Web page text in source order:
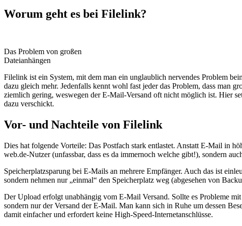
Worum geht es bei Filelink?
Das Problem von großen
Dateianhängen
Filelink ist ein System, mit dem man ein unglaublich nervendes Problem
dazu gleich mehr. Jedenfalls kennt wohl fast jeder das Problem, dass man
ziemlich gering, weswegen der E-Mail-Versand oft nicht möglich ist. Hier
dazu verschickt.
Vor- und Nachteile von Filelink
Dies hat folgende Vorteile: Das Postfach stark entlastet. Anstatt E-Mail in
web.de-Nutzer (unfassbar, dass es da immernoch welche gibt!), sondern
Speicherplatzsparung bei E-Mails an mehrere Empfänger. Auch das ist
sondern nehmen nur „einmal“ den Speicherplatz weg (abgesehen von
Der Upload erfolgt unabhängig vom E-Mail Versand. Sollte es Probleme
sondern nur der Versand der E-Mail. Man kann sich in Ruhe um dessen
damit einfacher und erfordert keine High-Speed-Internetanschlüsse.